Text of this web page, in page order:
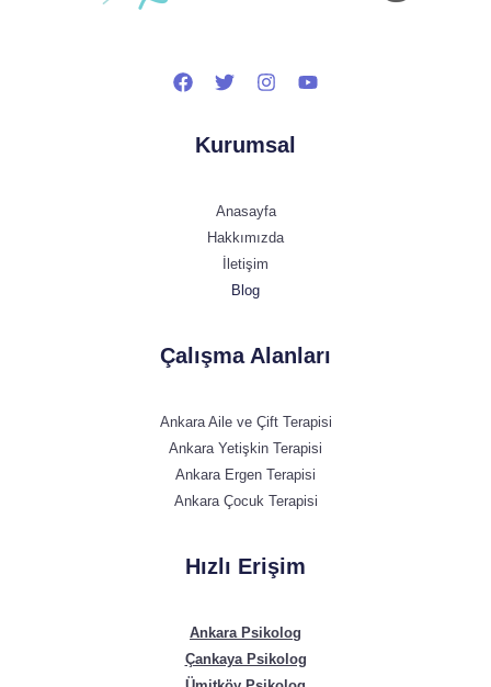
Kurumsal
Anasayfa
Hakkımızda
İletişim
Blog
Çalışma Alanları
Ankara Aile ve Çift Terapisi
Ankara Yetişkin Terapisi
Ankara Ergen Terapisi
Ankara Çocuk Terapisi
Hızlı Erişim
Ankara Psikolog
Çankaya Psikolog